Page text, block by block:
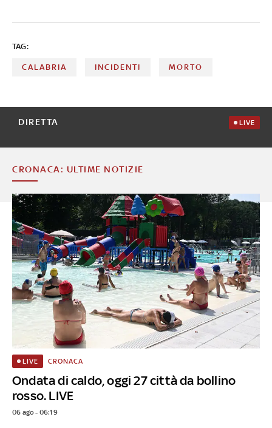
TAG:
CALABRIA INCIDENTI MORTO
DIRETTA LIVE
CRONACA: ULTIME NOTIZIE
Ondata di caldo, oggi 27 città da bollino
rosso. LIVE
LIVE CRONACA
06 ago - 06:19